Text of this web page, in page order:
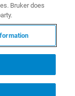
Bruker does